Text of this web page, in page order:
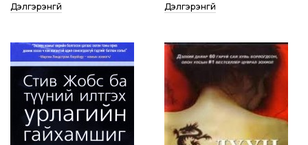
Дэлгэрэнгүй Дэлгэрэнгүй